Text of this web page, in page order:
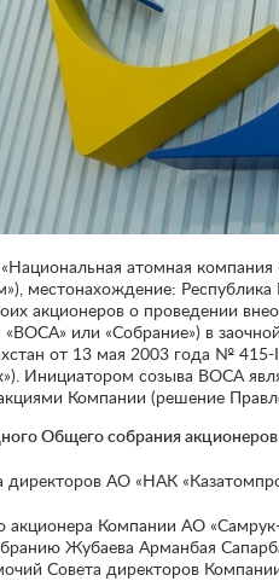
атомная
местонахождение: Республика
акционеров о проведении
или «Собрание») в
от 13 мая 2003 года №
Инициатором созыва ВОСА
Компании (решение
Общего собрания акционеров
директоров АО «НАК
акционера Компании АО
Жубаева Арманбая
Совета директоров